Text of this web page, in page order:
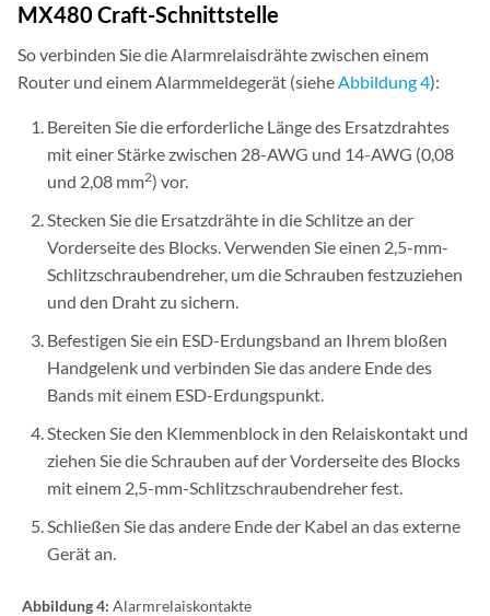
MX480 Craft-Schnittstelle
So verbinden Sie die Alarmrelaisdrähte zwischen einem
Router und einem Alarmmeldegerät (sieheAbbildung 4):
Bereiten Sie die erforderliche Länge des Ersatzdrahtes
mit einer Stärke zwischen 28-AWG und 14-AWG (0,08
und 2,08 mm2) vor.
Stecken Sie die Ersatzdrähte in die Schlitze an der
Vorderseite des Blocks. Verwenden Sie einen 2,5-mm-
Schlitzschraubendreher, um die Schrauben festzuziehen
und den Draht zu sichern.
Befestigen Sie ein ESD-Erdungsband an Ihrem bloßen
Handgelenk und verbinden Sie das andere Ende des
Bands mit einem ESD-Erdungspunkt.
Stecken Sie den Klemmenblock in den Relaiskontakt und
ziehen Sie die Schrauben auf der Vorderseite des Blocks
mit einem 2,5-mm-Schlitzschraubendreher fest.
Schließen Sie das andere Ende der Kabel an das externe
Gerät an.
Abbildung 4: Alarmrelaiskontakte